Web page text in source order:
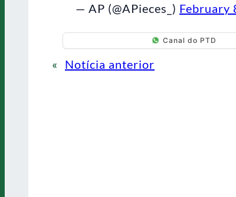
— AP (@APieces_) February
Canal do PTD
« Notícia anterior